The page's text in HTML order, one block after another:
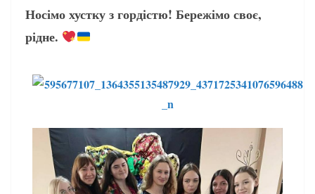
Носімо хустку з гордістю! Бережімо своє,
рідне.